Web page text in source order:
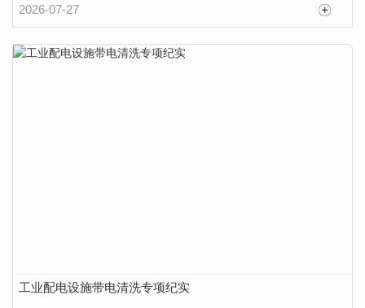
2026-07-27
工业配电设施带电清洗专项纪实